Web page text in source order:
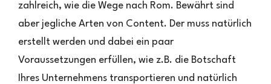
zahlreich, wie die Wege nach Rom. Bewährt sind
aber jegliche Arten von Content. Der muss natürlich
erstellt werden und dabei ein paar
Voraussetzungen erfüllen, wie z.B. die Botschaft
Ihres Unternehmens transportieren und natürlich